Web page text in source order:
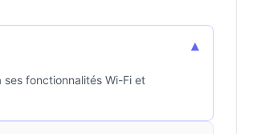
▾
fonctionnalités Wi-Fi et